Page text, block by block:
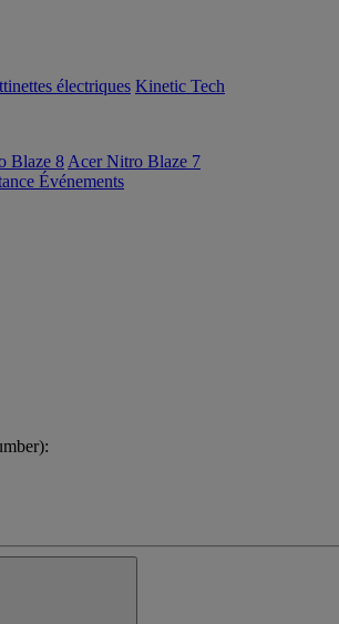
électriques Kinetic Tech
Blaze 8 Acer Nitro Blaze 7
Événements